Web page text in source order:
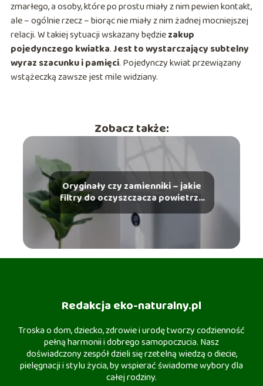
zmarłego, a osoby, które po prostu miały z nim pewien kontakt,
ale – ogólnie rzecz – biorąc nie miały z nim żadnej mocniejszej
relacji. W takiej sytuacji wskazany będziezakup
pojedynczego kwiatka.Jest to wystarczający subtelny
wyraz szacunku i pamięci. Pojedynczy kwiat przewiązany
wstążeczką zawsze jest mile widziany.
Zobacz także:
Oryginały czy zamienniki – jakie
filtry do oczyszczacza powietrza
kupić?
Redakcja eko-naturalny.pl
Troska o dom, dziecko, zdrowie i urodę tworzy codzienność
pełną harmonii i dobrego samopoczucia. Nasz
doświadczony zespół dzieli się rzetelną wiedzą o diecie,
pielęgnacji i stylu życia, by wspierać świadome wybory dla
całej rodziny.